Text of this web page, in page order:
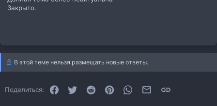
Закрыто.
В этой теме нельзя размещать новые ответы.
Поделиться: FacebookTwitter Reddit PinterestWhatsAppЭлектронная почта